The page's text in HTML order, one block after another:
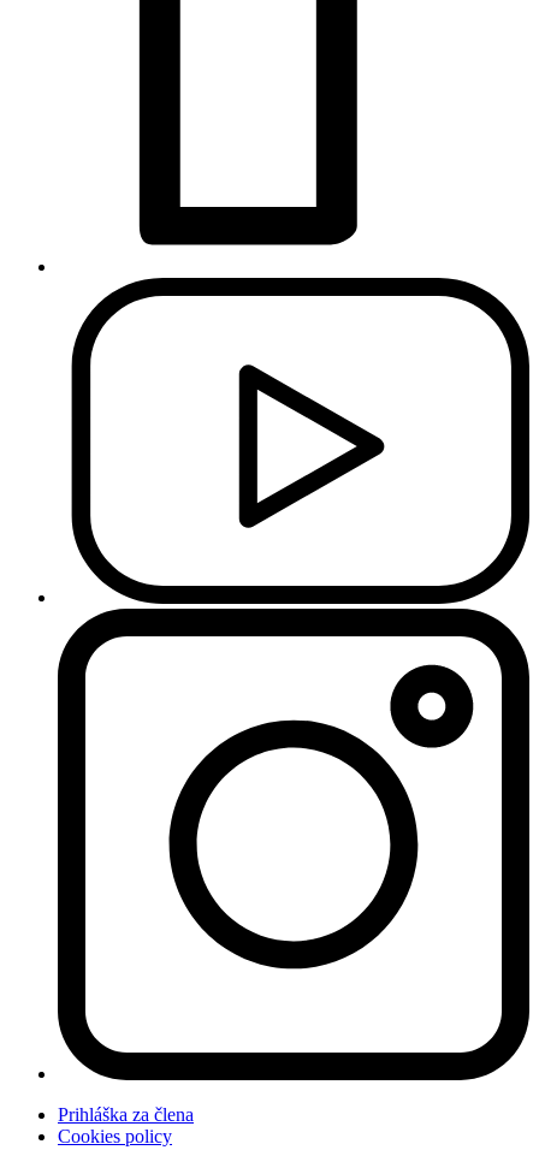
Prihláška za člena
Cookies policy